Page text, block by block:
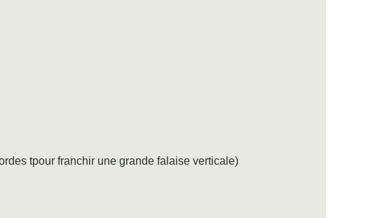
tpour franchir une grande falaise verticale)